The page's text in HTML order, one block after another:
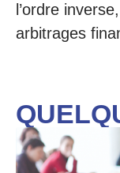
l’ordre
arbitrages